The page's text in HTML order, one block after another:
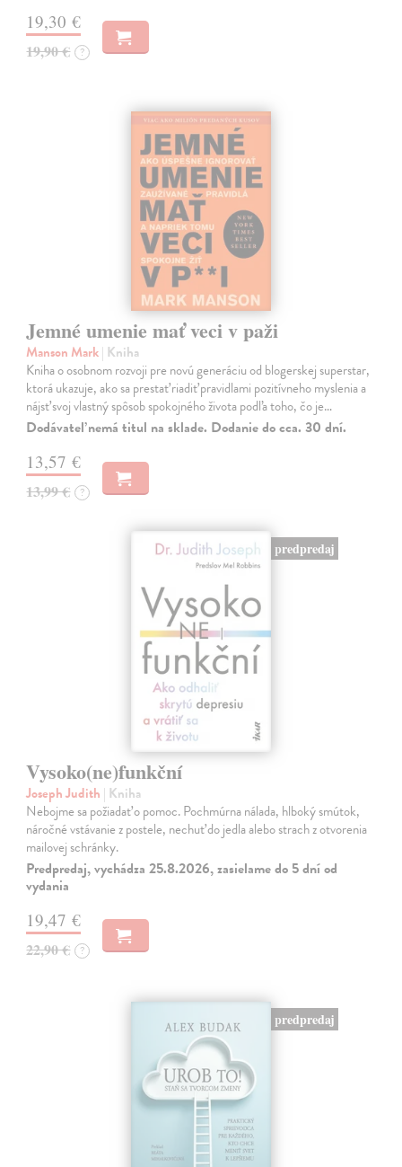
19,30 €
19,90 € ?
Jemné umenie mať veci v paži
Manson Mark| Kniha
Kniha o osobnom rozvoji pre novú generáciu od blogerskej superstar,
ktorá ukazuje, ako sa prestať riadiť pravidlami pozitívneho myslenia a
nájsť svoj vlastný spôsob spokojného života podľa toho, čo je…
Dodávateľ nemá titul na sklade. Dodanie do cca. 30 dní.
13,57 €
13,99 € ?
predpredaj
Vysoko(ne)funkční
Joseph Judith | Kniha
Nebojme sa požiadať o pomoc. Pochmúrna nálada, hlboký smútok,
náročné vstávanie z postele, nechuť do jedla alebo strach z otvorenia
mailovej schránky.
Predpredaj, vychádza 25.8.2026, zasielame do 5 dní od
vydania
19,47 €
22,90 € ?
predpredaj